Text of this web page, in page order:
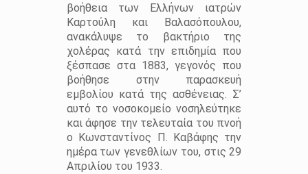
βοήθεια των Ελλήνων ιατρών
Καρτούλη και Βαλασόπουλου,
ανακάλυψε το βακτήριο της
χολέρας κατά την επιδημία που
ξέσπασε στα 1883, γεγονός που
βοήθησε στην παρασκευή
εμβολίου κατά της ασθένειας. Σ’
αυτό το νοσοκομείο νοσηλεύτηκε
και άφησε την τελευταία του πνοή
ο Κωνσταντίνος Π. Καβάφης την
ημέρα των γενεθλίων του, στις 29
Απριλίου του 1933.